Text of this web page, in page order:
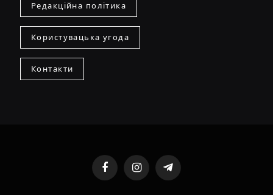
Редакційна політика
Користувацька угода
Контакти
FacebookInstagramTelegram